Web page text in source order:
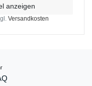
anzeigen
Versandkosten